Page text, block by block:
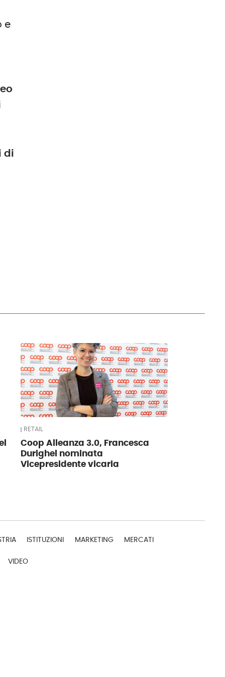
e
di
RETAIL
Coop Alleanza 3.0, Francesca
Durighel nominata
Vicepresidente vicaria
ISTITUZIONI MARKETING MERCATI
VIDEO